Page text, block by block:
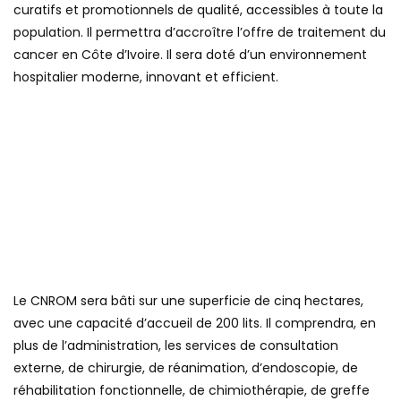
curatifs et promotionnels de qualité, accessibles à toute la
population. Il permettra d’accroître l’offre de traitement du
cancer en Côte d’Ivoire. Il sera doté d’un environnement
hospitalier moderne, innovant et efficient.
Le CNROM sera bâti sur une superficie de cinq hectares,
avec une capacité d’accueil de 200 lits. Il comprendra, en
plus de l’administration, les services de consultation
externe, de chirurgie, de réanimation, d’endoscopie, de
réhabilitation fonctionnelle, de chimiothérapie, de greffe